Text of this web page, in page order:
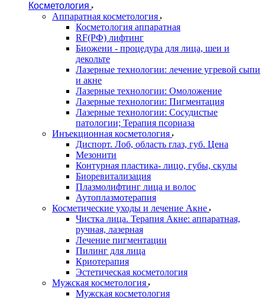
Косметология
Аппаратная косметология
Косметология аппаратная
RF(РФ) лифтинг
Биожени - процедура для лица, шеи и
декольте
Лазерные технологии: лечение угревой сыпи
и акне
Лазерные технологии: Омоложение
Лазерные технологии: Пигментация
Лазерные технологии: Сосудистые
патологии; Терапия псориаза
Инъекционная косметология
Диспорт. Лоб, область глаз, губ. Цена
Мезонити
Контурная пластика- лицо, губы, скулы
Биоревитализация
Плазмолифтинг лица и волос
Аутоплазмотерапия
Косметические уходы и лечение Акне
Чистка лица. Терапия Акне: аппаратная,
ручная, лазерная
Лечение пигментации
Пилинг для лица
Криотерапия
Эстетическая косметология
Мужская косметология
Мужская косметология